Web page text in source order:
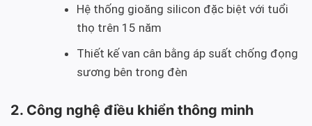
Hệ thống gioăng silicon đặc biệt với tuổi
thọ trên 15 năm
Thiết kế van cân bằng áp suất chống đọng
sương bên trong đèn
2. Công nghệ điều khiển thông minh